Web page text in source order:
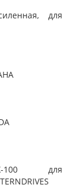
для
100 для